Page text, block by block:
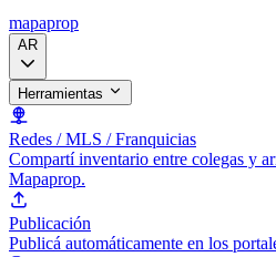
mapaprop
AR
Herramientas
Redes / MLS / Franquicias
Compartí inventario entre colegas y
Mapaprop.
Publicación
Publicá automáticamente en los